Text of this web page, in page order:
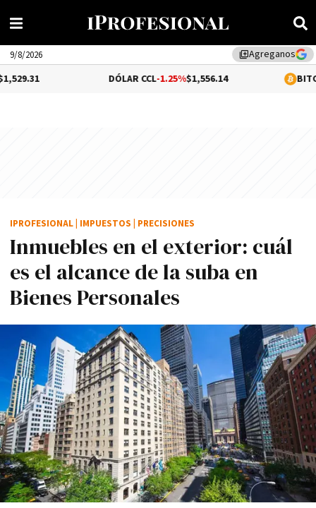
library_addAgreganos
9/8/2026
-1.25%$1,556.14 -0.1%
Inmuebles en el exterior: cuál
es el alcance de la suba en
Bienes Personales
IPROFESIONAL IMPUESTOS PRECISIONES